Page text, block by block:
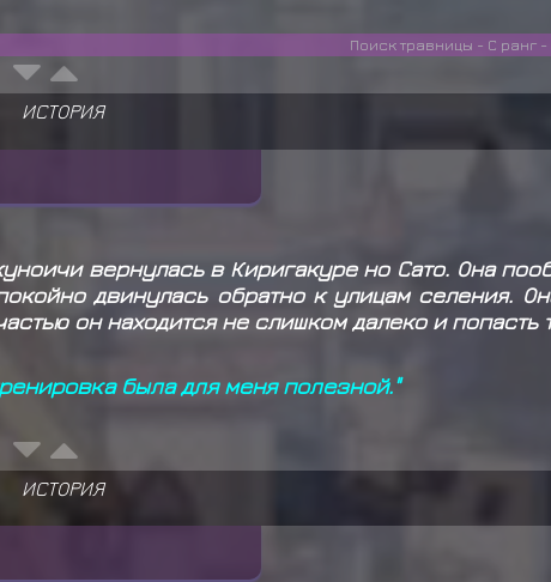
Поиск травницы - С ранг -
ИСТОРИЯ
вернулась в Киригакуре но Сато. Она
двинулась обратно к улицам селения.
он находится не слишком далеко и попасть
была для меня полезной."
ИСТОРИЯ